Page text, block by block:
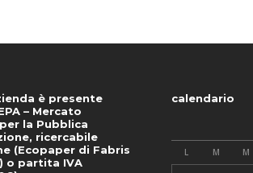
è presente
– Mercato
la Pubblica
ricercabile
(Ecopaper di Fabris
o partita IVA
calendario
L M M